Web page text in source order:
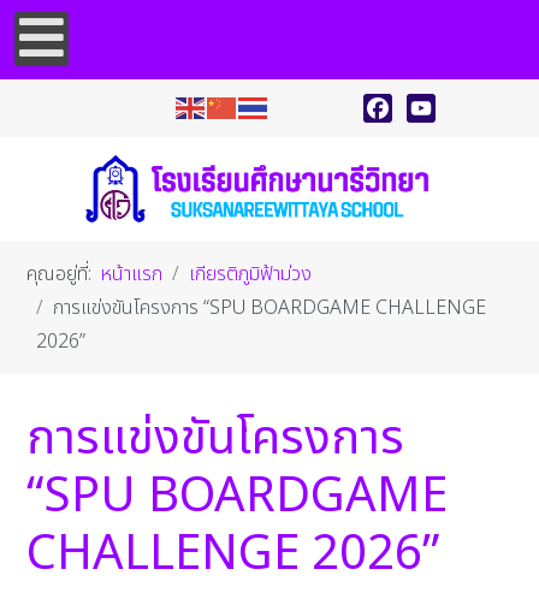
คุณอยู่ที่: หน้าแรก
เกียรติภูมิฟ้าม่วง
การแข่งขันโครงการ “SPU BOARDGAME CHALLENGE
2026”
การแข่งขันโครงการ
“SPU BOARDGAME
CHALLENGE 2026”